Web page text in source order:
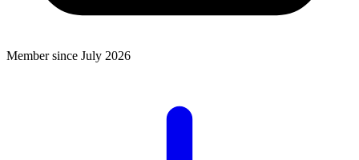
Member since July 2026